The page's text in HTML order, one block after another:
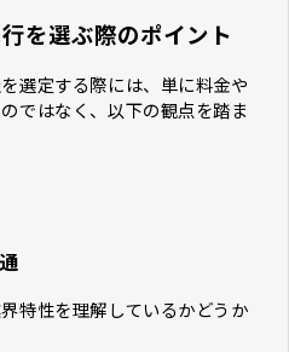
を選ぶ際のポイント
選定する際には、単に料金や
ではなく、以下の観点を踏ま
特性を理解しているかどうか